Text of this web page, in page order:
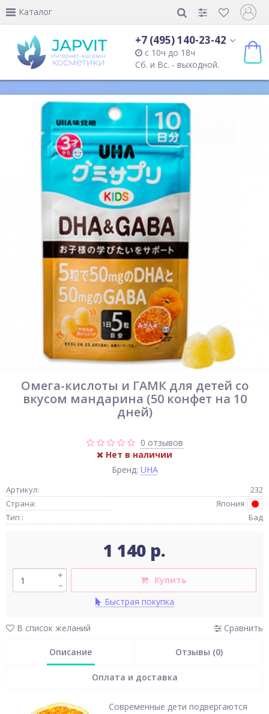
Каталог
+7 (495) 140-23-42
с 10ч до 18ч
Сб. и Вс. - выходной.
Омега-кислоты и ГАМК для детей со
вкусом мандарина (50 конфет на 10
дней)
0 отзывов
Нет в наличии
Бренд: UHA
Артикул:
232
Страна:
Япония
Тип :
Бад
1 140 р.
–
+
Купить
Быстрая покупка
В список желаний Сравнить
Описание Отзывы (0)
Оплата и доставка
Современные дети подвергаются